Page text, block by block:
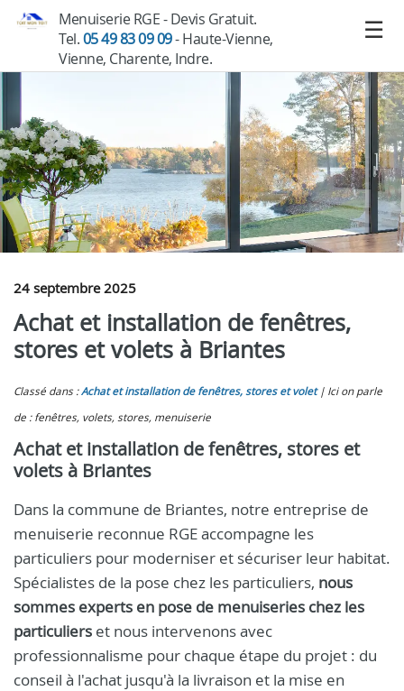
Menuiserie RGE - Devis Gratuit.
Tel.05 49 83 09 09- Haute-Vienne,
Vienne, Charente, Indre.
24 septembre 2025
Achat et installation de fenêtres,
stores et volets à Briantes
Classé dans :Achat et installation de fenêtres, stores et volet
Ici on parle
de : fenêtres, volets, stores, menuiserie
Achat et installation de fenêtres, stores et
volets à Briantes
Dans la commune de Briantes, notre entreprise de
menuiserie reconnue RGE accompagne les
particuliers pour moderniser et sécuriser leur habitat.
Spécialistes de la pose chez les particuliers, nous
sommes experts en pose de menuiseries chez les
particuliers et nous intervenons avec
professionnalisme pour chaque étape du projet : du
conseil à l'achat jusqu'à la livraison et la mise en